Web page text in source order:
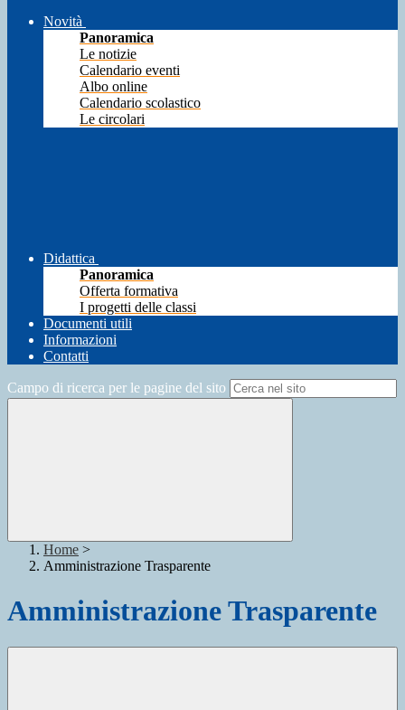
Novità
Panoramica
Le notizie
Calendario eventi
Albo online
Calendario scolastico
Le circolari
Didattica
Panoramica
Offerta formativa
I progetti delle classi
Documenti utili
Informazioni
Contatti
Campo di ricerca per le pagine del sito
Home >
Amministrazione Trasparente
Amministrazione Trasparente